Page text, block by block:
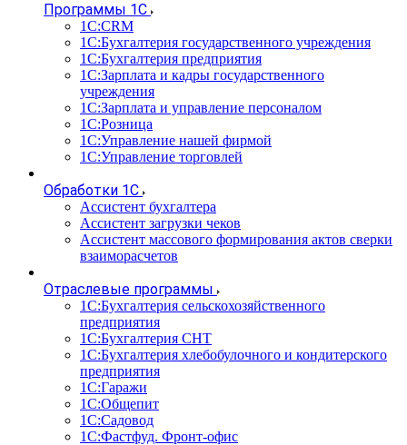
Программы 1С
1С:CRM
1С:Бухгалтерия государственного учреждения
1С:Бухгалтерия предприятия
1С:Зарплата и кадры государственного
учреждения
1С:Зарплата и управление персоналом
1С:Розница
1С:Управление нашей фирмой
1С:Управление торговлей
Обработки 1С
Ассистент бухгалтера
Ассистент загрузки чеков
Ассистент массового формирования актов сверки
взаиморасчетов
Отраслевые программы
1С:Бухгалтерия сельскохозяйственного
предприятия
1С:Бухгалтерия СНТ
1С:Бухгалтерия хлебобулочного и кондитерского
предприятия
1С:Гаражи
1С:Общепит
1С:Садовод
1С:Фастфуд. Фронт-офис